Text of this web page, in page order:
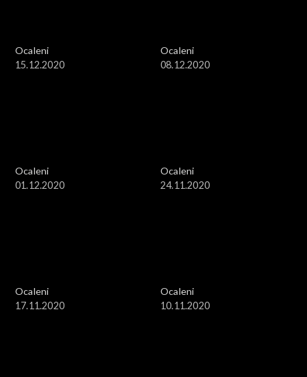
Ocaleni
15.12.2020
Ocaleni
08.12.2020
Ocaleni
01.12.2020
Ocaleni
24.11.2020
Ocaleni
17.11.2020
Ocaleni
10.11.2020